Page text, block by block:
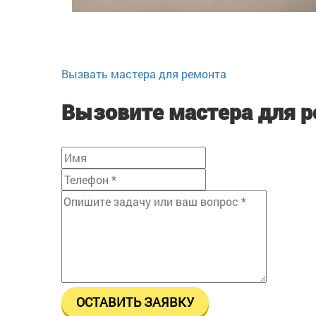
Вызвать мастера для ремонта
Вызовите мастера для